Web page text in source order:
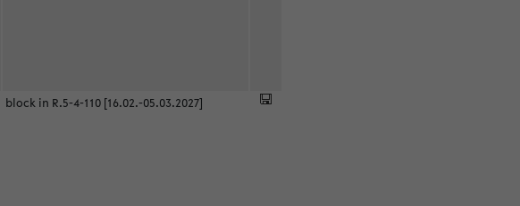
block in R.5-4-110 [16.02.-05.03.2027]